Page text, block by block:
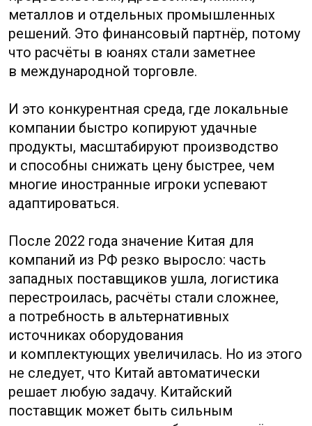
понимать площадку продаж, формат
карточки товара, визуальный стиль,
доверительные маркеры, отзывы,
сервисные ожидания, привычные способы
оплаты, правила возврата и роль лидеров
реагирует на цену, качество упаковки,
скорость доставки и социальное
доказательство.
Для закупщиков из РФ Китай важен
гибкостью. Здесь можно найти серийное
производство, OEM, ODM, небольшие
партии, крупные партии, простую сборку,
аксессуары, промышленные компоненты
и кастомизацию. Но гибкость не отменяет
важнее техническое задание, образцы,
контроль материалов, проверка завода
и инспекция перед отгрузкой.
источник сигналов.
Если в КНР усиливают поддержку
определённой отрасли, там могут
появиться новые поставщики,